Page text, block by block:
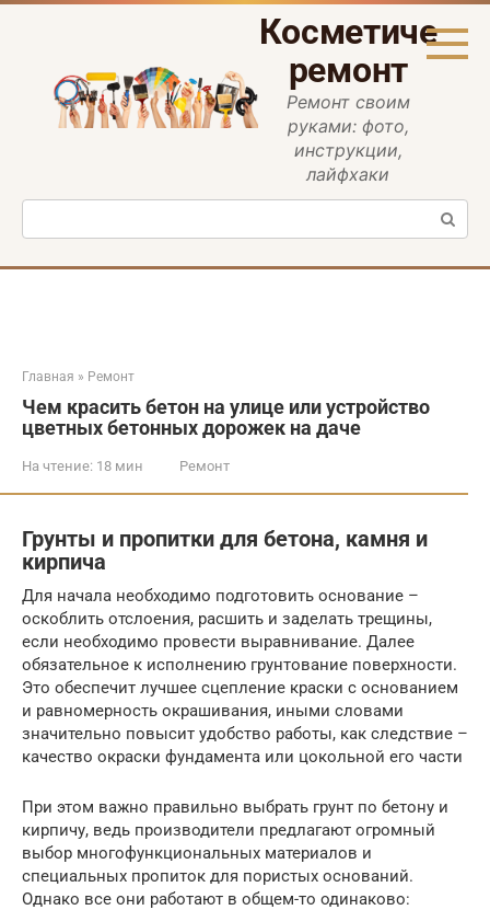
Перейти
ремонт
Ремонт своим
руками: фото,
инструкции,
лайфхаки
Поиск:
Главная » Ремонт
Чем красить бетон на улице или устройство
цветных бетонных дорожек на даче
На чтение: 18 мин Ремонт
Грунты и пропитки для бетона, камня и
кирпича
Для начала необходимо подготовить основание –
оскоблить отслоения, расшить и заделать трещины,
если необходимо провести выравнивание. Далее
обязательное к исполнению грунтование поверхности.
Это обеспечит лучшее сцепление краски с основанием
и равномерность окрашивания, иными словами
значительно повысит удобство работы, как следствие –
качество окраски фундамента или цокольной его части
При этом важно правильно выбрать грунт по бетону и
кирпичу, ведь производители предлагают огромный
выбор многофункциональных материалов и
специальных пропиток для пористых оснований.
Однако все они работают в общем-то одинаково: